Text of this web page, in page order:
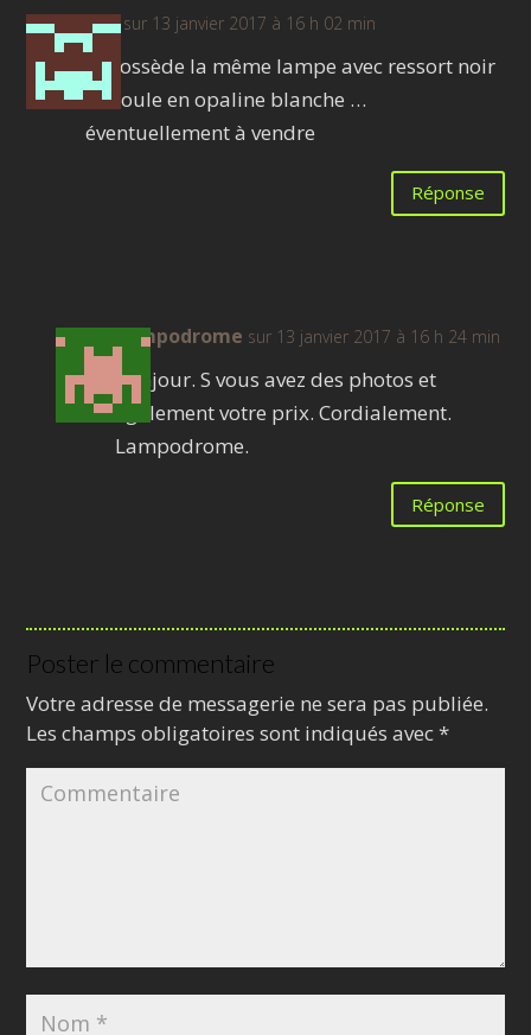
Eric sur 13 janvier 2017 à 16 h 02 min
Je possède la même lampe avec ressort noir
et boule en opaline blanche …
éventuellement à vendre
Réponse
Lampodrome sur 13 janvier 2017 à 16 h 24 min
Bonjour. S vous avez des photos et
également votre prix. Cordialement.
Lampodrome.
Réponse
Poster le commentaire
Votre adresse de messagerie ne sera pas publiée.
Les champs obligatoires sont indiqués avec*